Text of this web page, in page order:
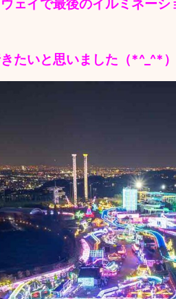
ェイで最後のイルミネー
たいと思いました（*^_^*）